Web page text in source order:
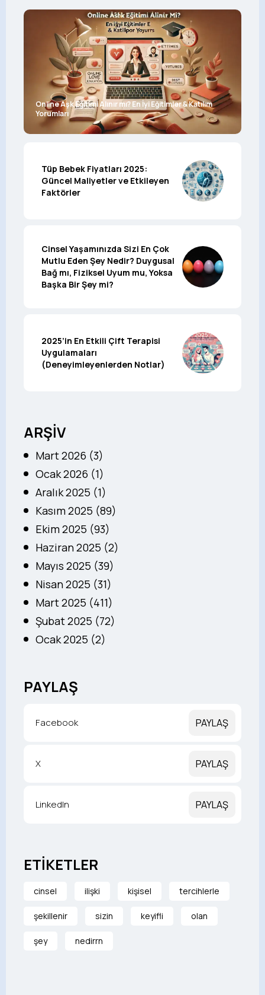
Online Aşk Eğitimi Alınır mı? En İyi Eğitimler & Katılım
Yorumları
Tüp Bebek Fiyatları 2025:
Güncel Maliyetler ve Etkileyen
Faktörler
Cinsel Yaşamınızda Sizi En Çok
Mutlu Eden Şey Nedir? Duygusal
Bağ mı, Fiziksel Uyum mu, Yoksa
Başka Bir Şey mi?
2025’in En Etkili Çift Terapisi
Uygulamaları
(Deneyimleyenlerden Notlar)
ARŞİV
Mart 2026 (3)
Ocak 2026 (1)
Aralık 2025 (1)
Kasım 2025 (89)
Ekim 2025 (93)
Haziran 2025 (2)
Mayıs 2025 (39)
Nisan 2025 (31)
Mart 2025 (411)
Şubat 2025 (72)
Ocak 2025 (2)
PAYLAŞ
Facebook PAYLAŞ
X PAYLAŞ
LinkedIn PAYLAŞ
ETİKETLER
cinsel ilişki kişisel tercihlerle
şekillenir sizin keyifli olan
şey nedirrn